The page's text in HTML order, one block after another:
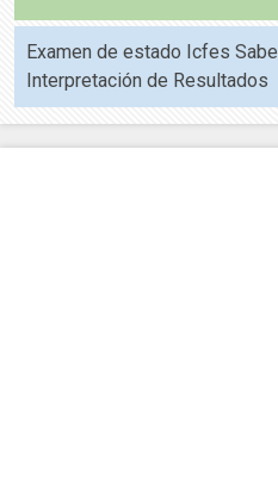
Examen de estado Icfes
Interpretación de Resultados